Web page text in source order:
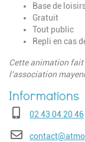
Base de
Gratuit
Tout public
Repli en cas
Cette animation
l'association
Téléphone02 43 04 20 46
E-mail